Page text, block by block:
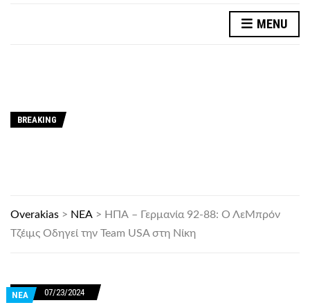
MENU
BREAKING
Overakias > ΝΕΑ > ΗΠΑ – Γερμανία 92-88: Ο ΛεΜπρόν
Τζέιμς Οδηγεί την Team USA στη Νίκη
ΝΕΑ 07/23/2024